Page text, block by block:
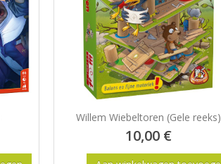
Willem Wiebeltoren (Gele reeks)
10,00 €